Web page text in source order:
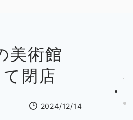
美術館
閉店
2024/12/14